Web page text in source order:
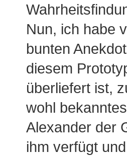
Nun, ich habe
bunten
diesem
überliefert ist,
wohl
Alexander der
ihm verfügt